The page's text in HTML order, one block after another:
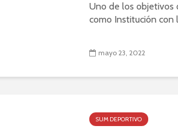
Uno de los objetivos
como Institución con
mayo 23, 2022
SUM DEPORTIVO